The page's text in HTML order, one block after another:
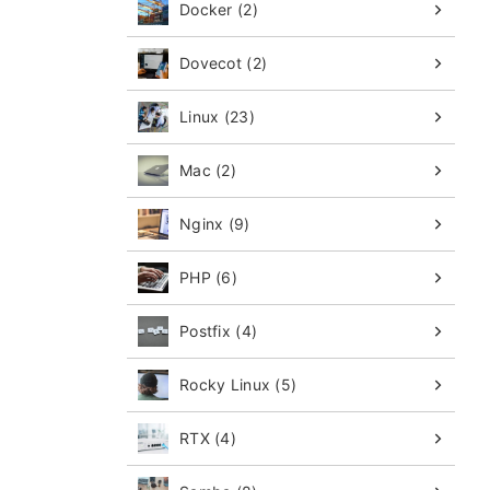
Docker (2)
Dovecot (2)
Linux (23)
Mac (2)
Nginx (9)
PHP (6)
Postfix (4)
Rocky Linux (5)
RTX (4)